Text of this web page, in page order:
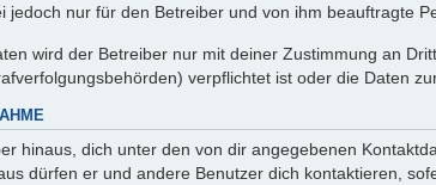
jedoch nur für den Betreiber und von ihm beauftragte
wird der Betreiber nur mit deiner Zustimmung an
verpflichtet ist oder die Daten
hinaus, dich unter den von dir angegebenen
dürfen er und andere Benutzer dich kontaktieren,